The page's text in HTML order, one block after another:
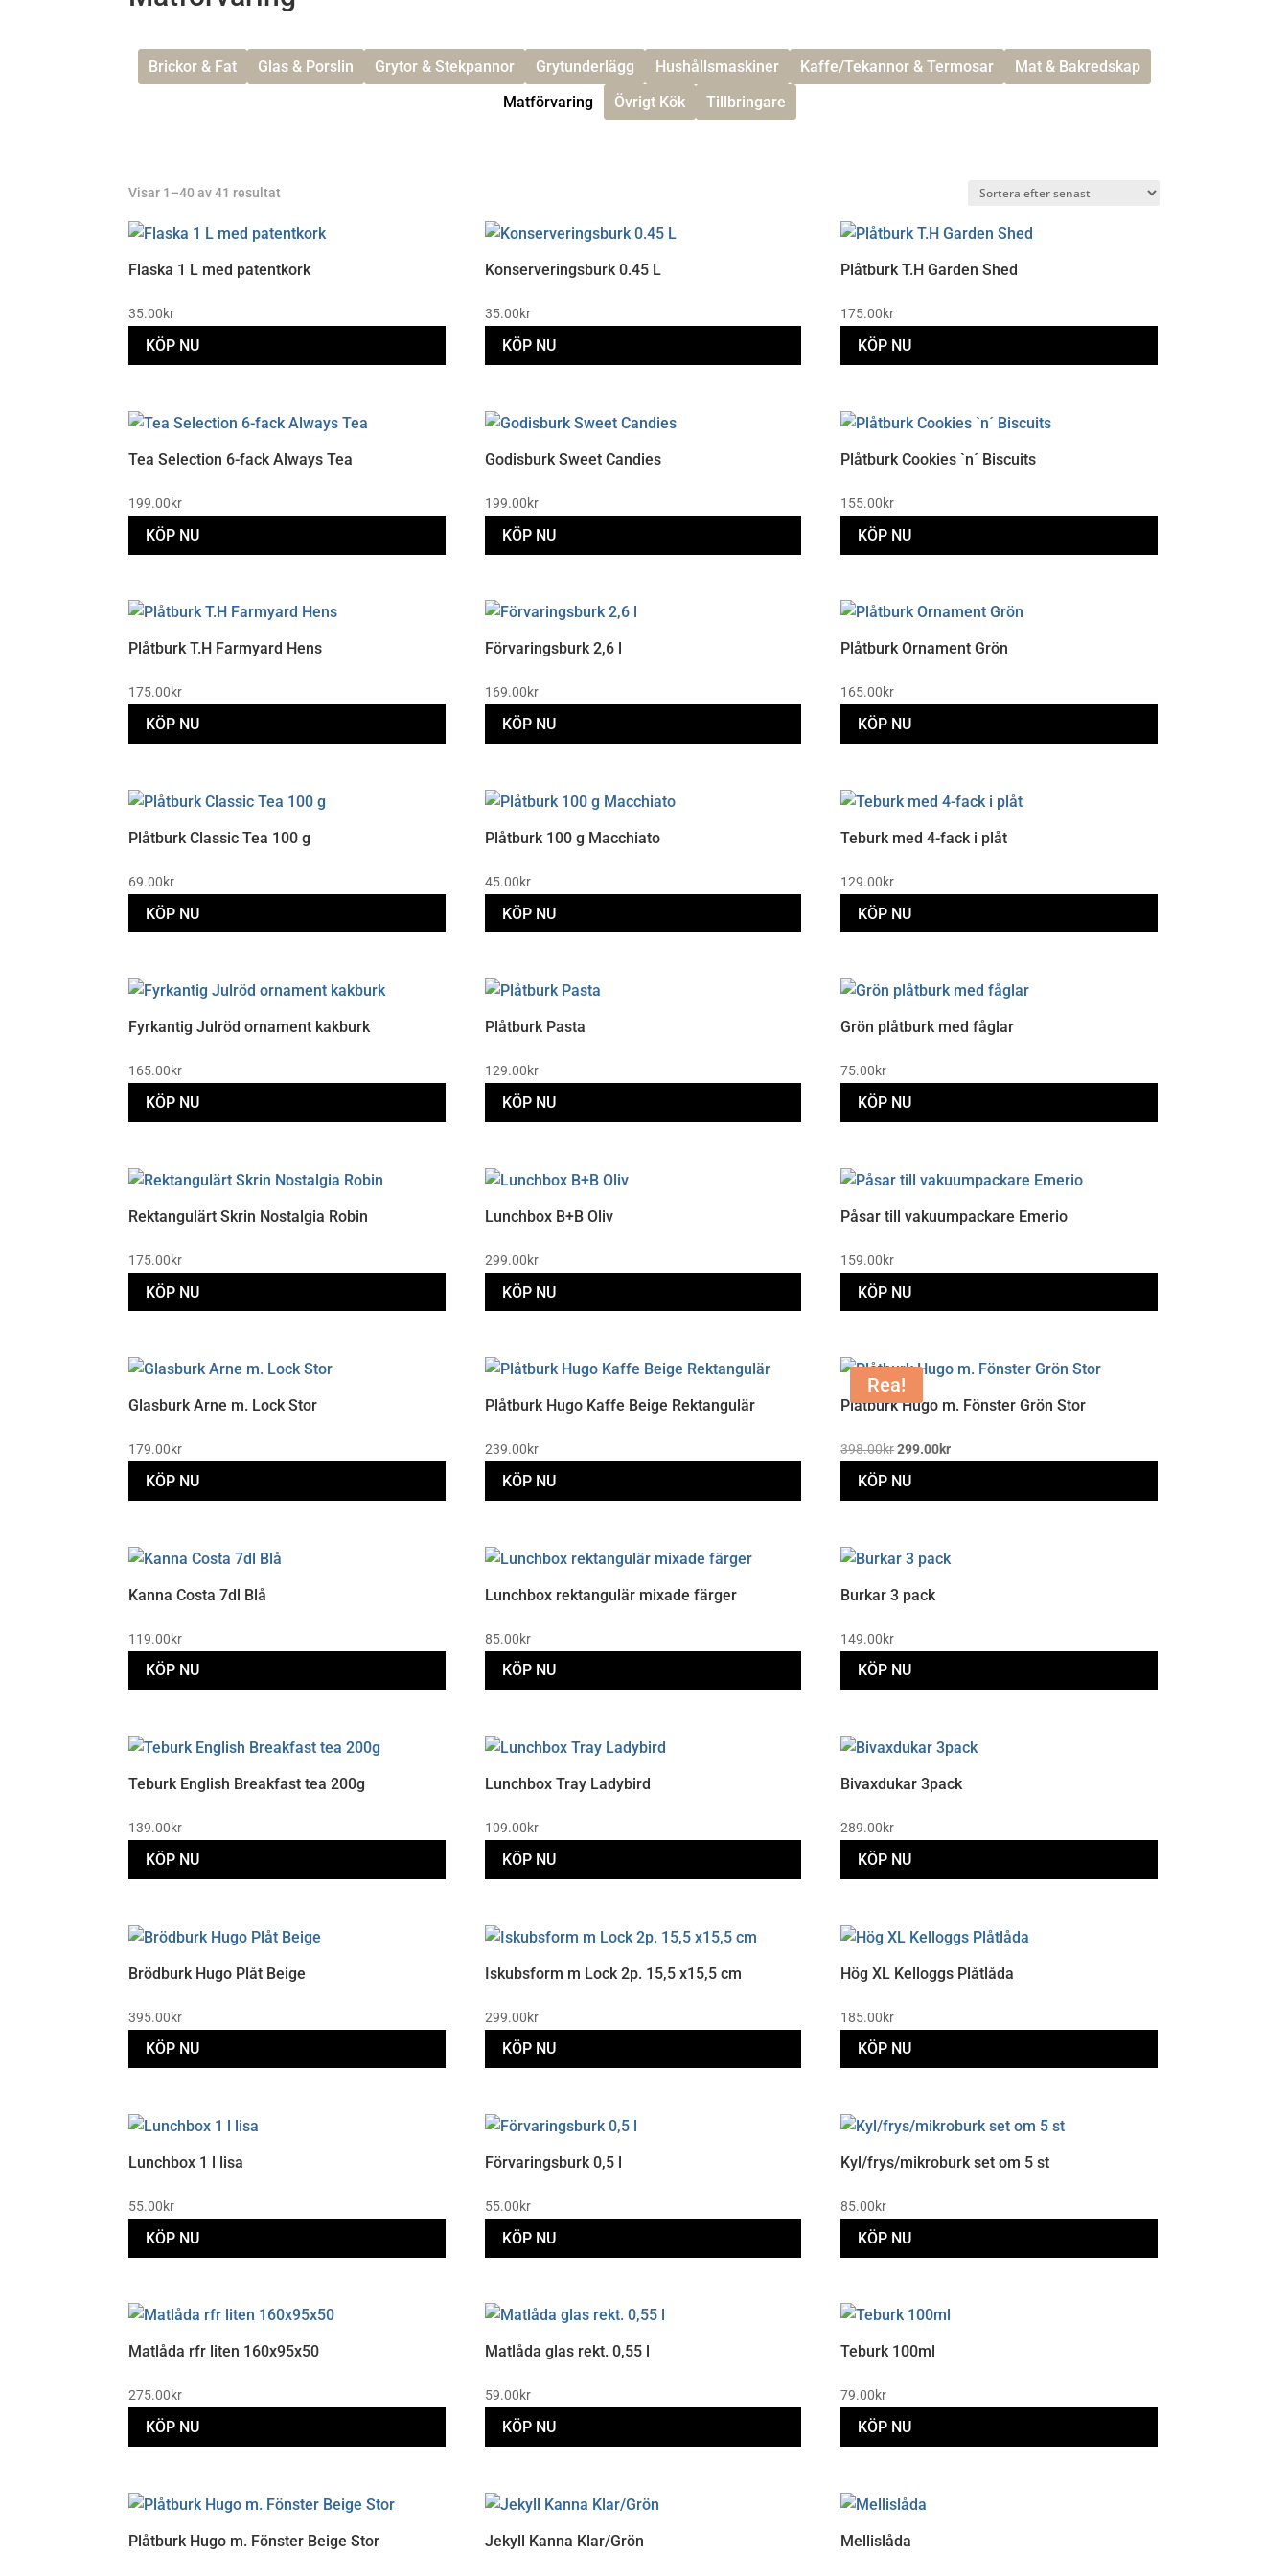
Brickor & Fat Glas & Porslin Grytor & Stekpannor Grytunderlägg Hushållsmaskiner Kaffe/Tekannor & Termosar
Mat & Bakredskap
Matförvaring
Övrigt Kök Tillbringare
Visar 1–40 av 41 resultatSortera
senaste
Flaska 1 L med patentkork
35.00kr
KÖP NU
Konserveringsburk 0.45 L
35.00kr
KÖP NU
Plåtburk T.H Garden Shed
175.00kr
KÖP NU
Tea Selection 6-fack Always Tea
199.00kr
KÖP NU
Godisburk Sweet Candies
199.00kr
KÖP NU
Plåtburk Cookies `n´ Biscuits
155.00kr
KÖP NU
Plåtburk T.H Farmyard Hens
175.00kr
KÖP NU
Förvaringsburk 2,6 l
169.00kr
KÖP NU
Plåtburk Ornament Grön
165.00kr
KÖP NU
Plåtburk Classic Tea 100 g
69.00kr
KÖP NU
Plåtburk 100 g Macchiato
45.00kr
KÖP NU
Teburk med 4-fack i plåt
129.00kr
KÖP NU
Fyrkantig Julröd ornament kakburk
165.00kr
KÖP NU
Plåtburk Pasta
129.00kr
KÖP NU
Grön plåtburk med fåglar
75.00kr
KÖP NU
Rektangulärt Skrin Nostalgia Robin
175.00kr
KÖP NU
Lunchbox B+B Oliv
299.00kr
KÖP NU
Påsar till vakuumpackare Emerio
159.00kr
KÖP NU
Glasburk Arne m. Lock Stor
179.00kr
KÖP NU
Plåtburk Hugo Kaffe Beige Rektangulär
239.00kr
KÖP NU
Rea!
Plåtburk Hugo m. Fönster Grön Stor
398.00krDet
ursprungliga
priset
299.00krDet
priset
KÖP NU
Kanna Costa 7dl Blå
119.00kr
KÖP NU
Lunchbox rektangulär mixade färger
85.00kr
KÖP NU
Burkar 3 pack
149.00kr
KÖP NU
Teburk English Breakfast tea 200g
139.00kr
KÖP NU
Lunchbox Tray Ladybird
109.00kr
KÖP NU
Bivaxdukar 3pack
289.00kr
KÖP NU
Brödburk Hugo Plåt Beige
395.00kr
KÖP NU
Iskubsform m Lock 2p. 15,5 x15,5 cm
299.00kr
KÖP NU
Hög XL Kelloggs Plåtlåda
185.00kr
KÖP NU
Lunchbox 1 l lisa
55.00kr
KÖP NU
Förvaringsburk 0,5 l
55.00kr
KÖP NU
Kyl/frys/mikroburk set om 5 st
85.00kr
KÖP NU
Matlåda rfr liten 160x95x50
275.00kr
KÖP NU
Matlåda glas rekt. 0,55 l
59.00kr
KÖP NU
Teburk 100ml
79.00kr
KÖP NU
Den
har
flera
olika
alternativen
kan
Plåtburk Hugo m. Fönster Beige Stor Jekyll Kanna Klar/Grön Mellislåda
Den